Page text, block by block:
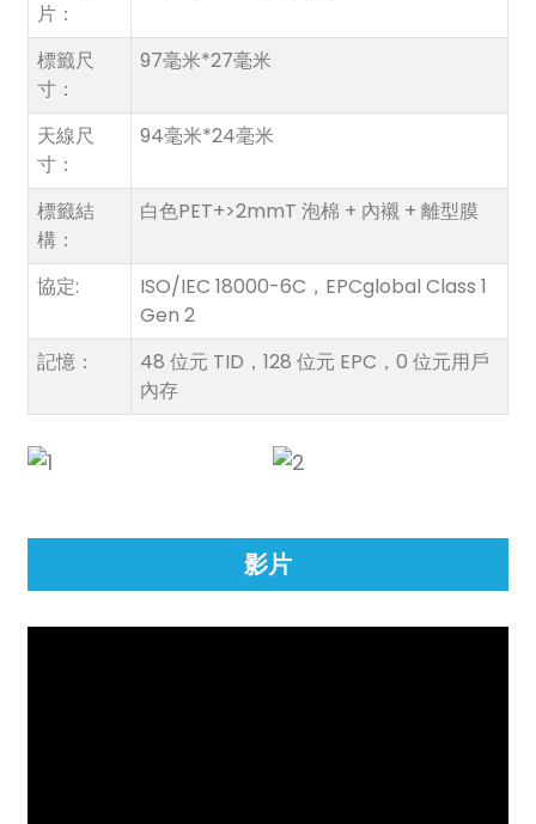
片：
標籤尺
寸：
97毫米*27毫米
天線尺
寸：
94毫米*24毫米
標籤結
構：
白色PET+>2mmT 泡棉 + 內襯 + 離型膜
協定:
ISO/IEC 18000-6C，EPCglobal Class 1
Gen 2
記憶：
48 位元 TID，128 位元 EPC，0 位元用戶
內存
影片